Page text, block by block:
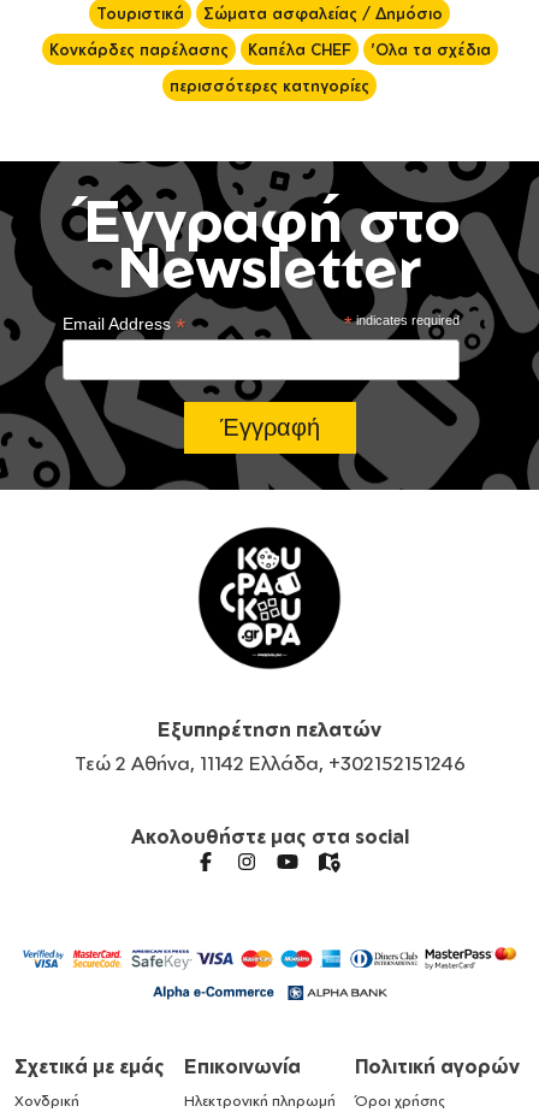
Τουριστικά
Σώματα ασφαλείας / Δημόσιο
Κονκάρδες παρέλασης
Καπέλα CHEF
'Ολα τα σχέδια
περισσότερες κατηγορίες
Έγγραφή στο
Newsletter
*indicates required
Email Address*
Εξυπηρέτηση πελατών
Τεώ 2 Αθήνα, 11142 Ελλάδα, +302152151246
Ακολουθήστε μας στα social
Σχετικά με εμάς
Χονδρική
Επικοινωνία
Ηλεκτρονική πληρωμή
Πολιτική αγορών
Όροι χρήσης